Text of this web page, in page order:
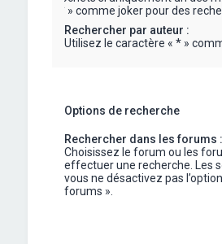
« * » comme joker pour des
Rechercher par auteur :
Utilisez le caractère « * »
Options de recherche
Rechercher dans les forums :
Choisissez le forum ou les
effectuer une recherche. Les
vous ne désactivez pas
forums ».